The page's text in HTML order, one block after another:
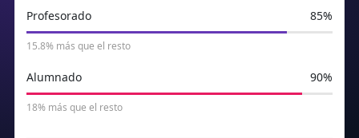
Profesorado 85%
15.8% más que el resto
Alumnado 90%
18% más que el resto